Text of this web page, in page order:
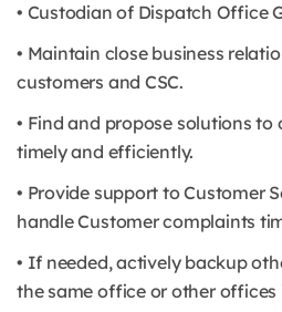
• Custodian of Dispatch Office
• Maintain close business
customers and CSC.
• Find and propose solutions
timely and efficiently.
• Provide support to Customer
handle Customer complaints
• If needed, actively backup
the same office or other